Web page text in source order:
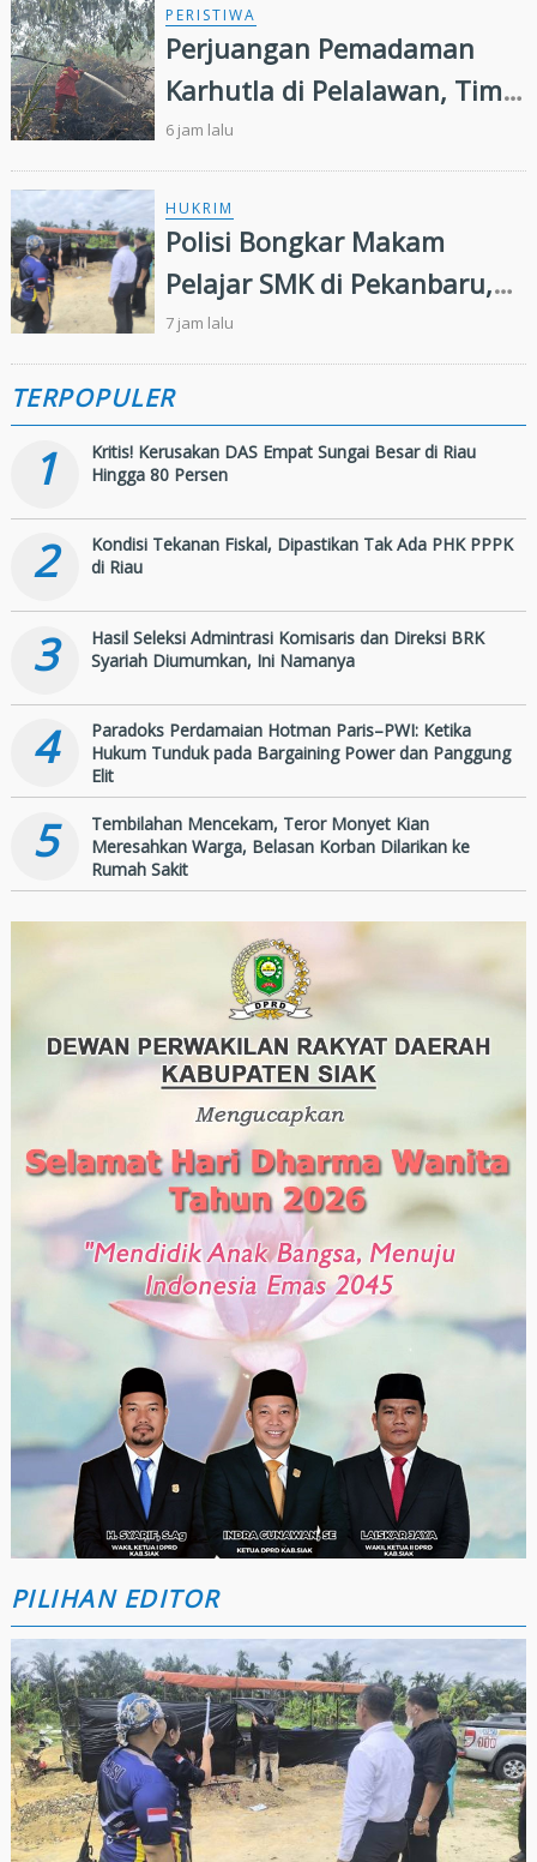
PERISTIWA
Perjuangan Pemadaman
Karhutla di Pelalawan, Tim
Manggala Agni Jalan Kaki
Hingga Dua Kilometer
6 jam lalu
HUKRIM
Polisi Bongkar Makam
Pelajar SMK di Pekanbaru,
Ungkap Penyebab Kematian
7 jam lalu
TERPOPULER
1
Kritis! Kerusakan DAS Empat Sungai Besar di Riau
Hingga 80 Persen
2
Kondisi Tekanan Fiskal, Dipastikan Tak Ada PHK PPPK
di Riau
3
Hasil Seleksi Admintrasi Komisaris dan Direksi BRK
Syariah Diumumkan, Ini Namanya
4
Paradoks Perdamaian Hotman Paris–PWI: Ketika
Hukum Tunduk pada Bargaining Power dan Panggung
Elit
5
Tembilahan Mencekam, Teror Monyet Kian
Meresahkan Warga, Belasan Korban Dilarikan ke
Rumah Sakit
PILIHAN EDITOR